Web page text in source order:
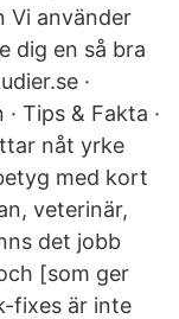
Vi använder
dig en så bra
·
Tips & Fakta ·
nåt yrke
med kort
veterinär,
det jobb
[som ger
fixes är inte